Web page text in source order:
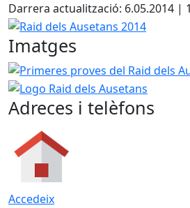
Darrera actualització: 6.05.2014 |
Raid dels Ausetans 2014
Imatges
Primeres proves del Raid dels
Adreces i telèfons
Accedeix